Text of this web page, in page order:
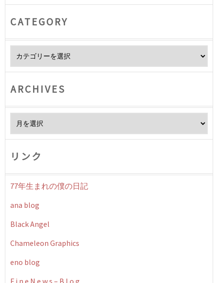
CATEGORY
ARCHIVES
リンク
77年生まれの僕の日記
ana blog
Black Angel
Chameleon Graphics
eno blog
F i n e N e w s – B l o g